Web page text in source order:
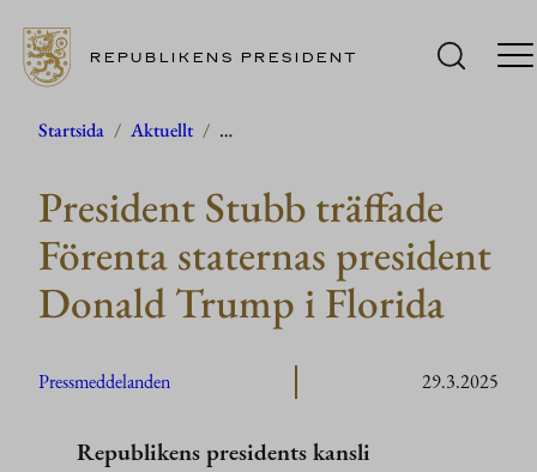
Hoppa
innehåll
REPUBLIKENS PRESIDENT
Startsida / Aktuellt / …
President Stubb träffade
Förenta staternas president
Donald Trump i Florida
Pressmeddelanden 29.3.2025
Republikens presidents kansli